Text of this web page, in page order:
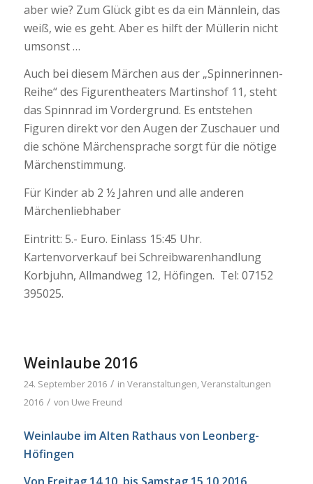
aber wie? Zum Glück gibt es da ein Männlein, das
weiß, wie es geht. Aber es hilft der Müllerin nicht
umsonst …
Auch bei diesem Märchen aus der „Spinnerinnen-
Reihe“ des Figurentheaters Martinshof 11, steht
das Spinnrad im Vordergrund. Es entstehen
Figuren direkt vor den Augen der Zuschauer und
die schöne Märchensprache sorgt für die nötige
Märchenstimmung.
Für Kinder ab 2 ½ Jahren und alle anderen
Märchenliebhaber
Eintritt: 5.- Euro. Einlass 15:45 Uhr.
Kartenvorverkauf bei Schreibwarenhandlung
Korbjuhn, Allmandweg 12, Höfingen. Tel: 07152
395025.
Weinlaube 2016
24. September 2016 / in Veranstaltungen,Veranstaltungen
2016 / von Uwe Freund
Weinlaube im Alten Rathaus von Leonberg-
Höfingen